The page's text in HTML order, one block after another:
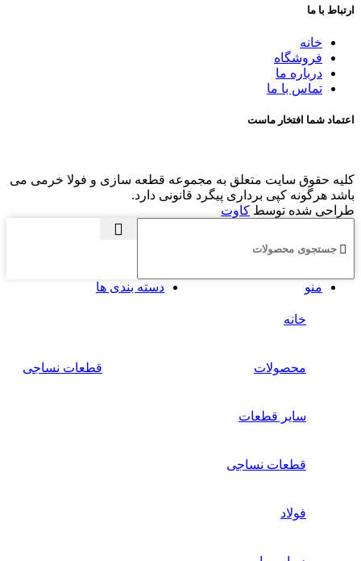
ارتباط با ما
خانه
فروشگاه
درباره ما
تماس با ما
اعتماد شما افتخار ماست
کلیه حقوق سایت متعلق به مجموعه قطعه سازی و فولا خرمی می
باشد هرگونه کپی برداری پیگرد قانونی دارد.
طراحی شده توسط کاوت
منو دسته بندی ها
خانه
محصولات قطعات نساجی
سایر قطعات
قطعات نساجی
فولاد